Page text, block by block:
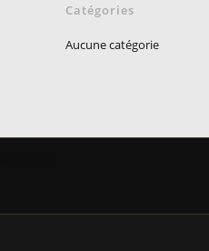
Catégories
Aucune catégorie